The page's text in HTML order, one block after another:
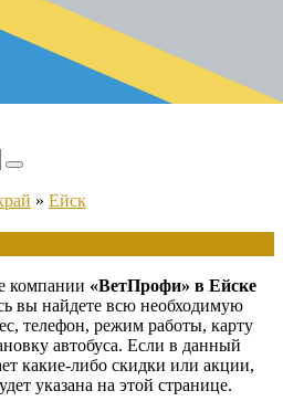
» Ейск
компании «ВетПрофи» в Ейске
вы найдете всю необходимую
телефон, режим работы, карту
автобуса. Если в данный
какие-либо скидки или акции,
указана на этой странице.